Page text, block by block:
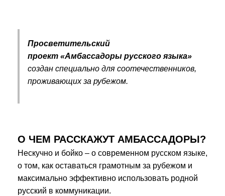
Просветительский
проект «Амбассадоры русского языка»
создан специально для соотечественников,
проживающих за рубежом.
О ЧЕМ РАССКАЖУТ АМБАССАДОРЫ?
Нескучно и бойко – о современном русском языке,
о том, как оставаться грамотным за рубежом и
максимально эффективно использовать родной
русский в коммуникации.